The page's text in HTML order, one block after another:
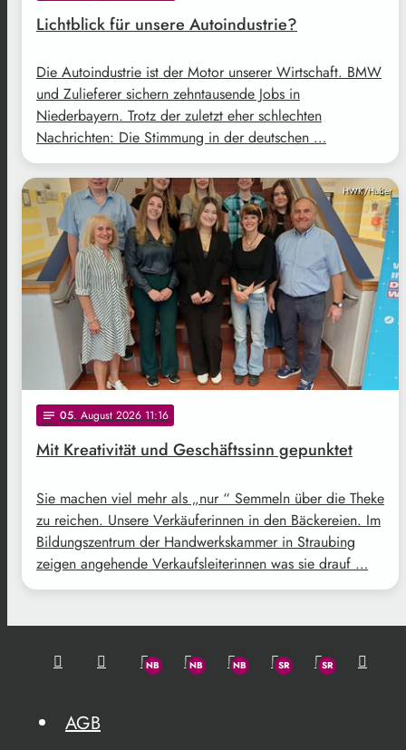
Lichtblick für unsere Autoindustrie?
Die Autoindustrie ist der Motor unserer Wirtschaft. BMW
und Zulieferer sichern zehntausende Jobs in
Niederbayern. Trotz der zuletzt eher schlechten
Nachrichten: Die Stimmung in der deutschen …
HWK/Huber
notes 05. August 2026 11:16
Mit Kreativität und Geschäftssinn gepunktet
Sie machen viel mehr als „nur “ Semmeln über die Theke
zu reichen. Unsere Verkäuferinnen in den Bäckereien. Im
Bildungszentrum der Handwerkskammer in Straubing
zeigen angehende Verkaufsleiterinnen was sie drauf …
AGB